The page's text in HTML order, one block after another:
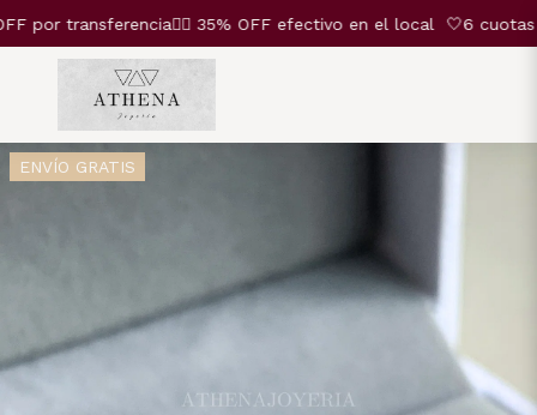
por transferencia❤️‍🔥 35% OFF efectivo en el local 🤍6 cuotas
ENVÍO GRATIS